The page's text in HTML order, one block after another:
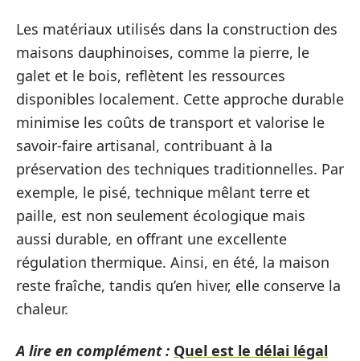
Les matériaux utilisés dans la construction des
maisons dauphinoises, comme la pierre, le
galet et le bois, reflètent les ressources
disponibles localement. Cette approche durable
minimise les coûts de transport et valorise le
savoir-faire artisanal, contribuant à la
préservation des techniques traditionnelles. Par
exemple, le pisé, technique mêlant terre et
paille, est non seulement écologique mais
aussi durable, en offrant une excellente
régulation thermique. Ainsi, en été, la maison
reste fraîche, tandis qu’en hiver, elle conserve la
chaleur.
A lire en complément : Quel est le délai légal